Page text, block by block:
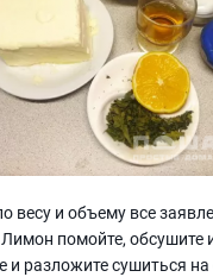
весу и объему все
помойте, обсушите
и разложите сушиться